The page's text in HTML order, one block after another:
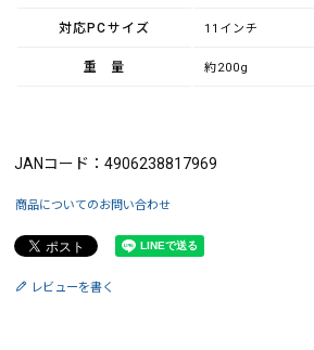
対応PCサイズ 11インチ
重量 約200g
JANコード：4906238817969
商品についてのお問い合わせ
レビューを書く